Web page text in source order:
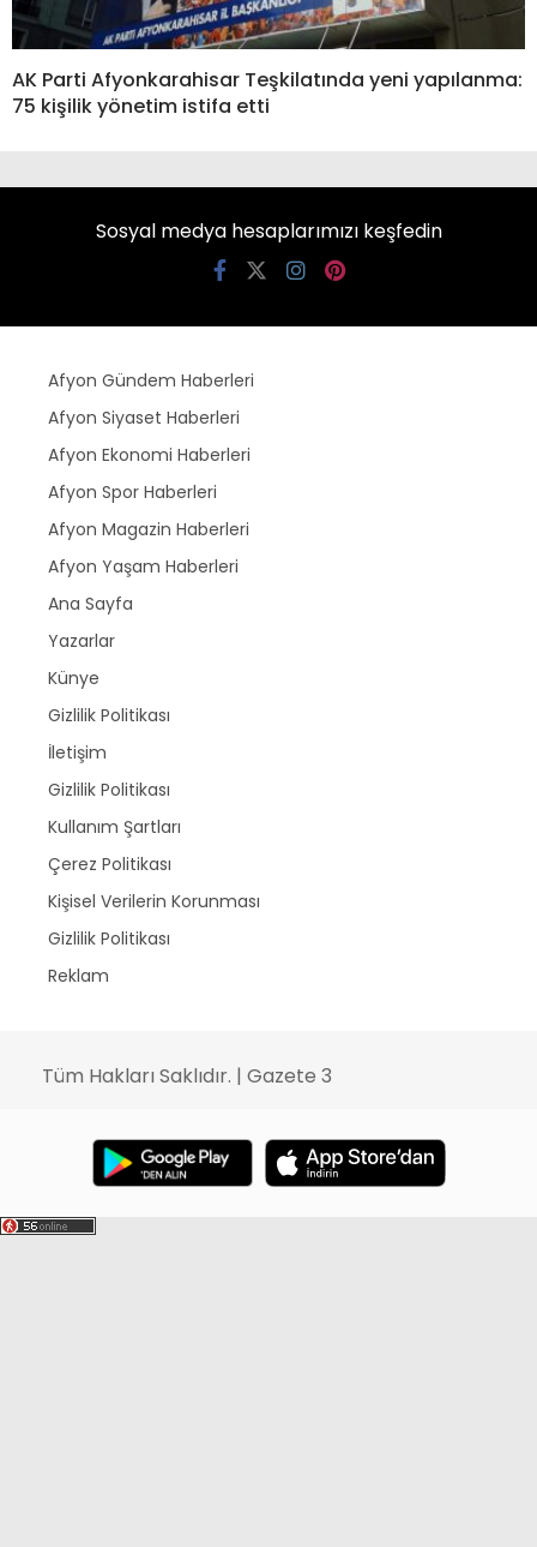
AK Parti Afyonkarahisar Teşkilatında yeni yapılanma:
75 kişilik yönetim istifa etti
Sosyal medya hesaplarımızı keşfedin
Afyon Gündem Haberleri
Afyon Siyaset Haberleri
Afyon Ekonomi Haberleri
Afyon Spor Haberleri
Afyon Magazin Haberleri
Afyon Yaşam Haberleri
Ana Sayfa
Yazarlar
Künye
Gizlilik Politikası
İletişim
Gizlilik Politikası
Kullanım Şartları
Çerez Politikası
Kişisel Verilerin Korunması
Gizlilik Politikası
Reklam
Tüm Hakları Saklıdır. | Gazete 3